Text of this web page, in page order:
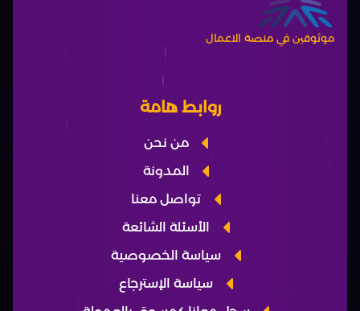
موثوقين في منصة الاعمال​
روابط هامة
من نحن
المدونة
تواصل معنا
الأسئلة الشائعة
سياسة الخصوصية
سياسة الإسترجاع